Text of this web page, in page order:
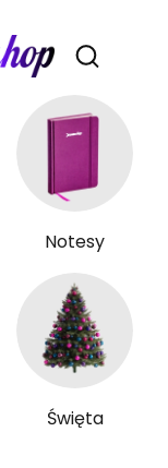
Otwórz
Notesy
Święta